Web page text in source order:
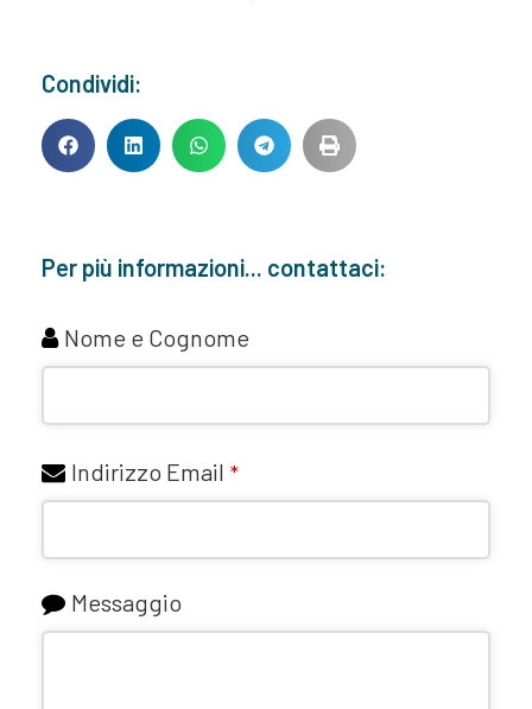
Condividi:
Per più informazioni... contattaci:
Nome e Cognome
Indirizzo Email *
Messaggio